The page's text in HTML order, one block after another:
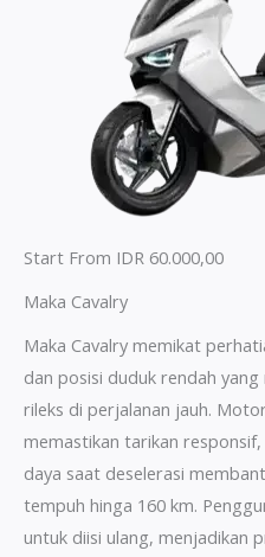
Start From IDR 60.000,00
Maka Cavalry
Maka Cavalry memikat
dan posisi duduk rendah
rileks di perjalanan jauh.
memastikan tarikan
daya saat deselerasi
tempuh hinga 160 km.
untuk diisi ulang, menjadikan